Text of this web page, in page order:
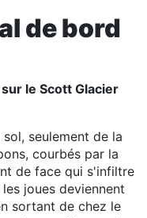
de bord
le Scott Glacier
seulement de la
courbés par la
de face qui s'infiltre
joues deviennent
sortant de chez le